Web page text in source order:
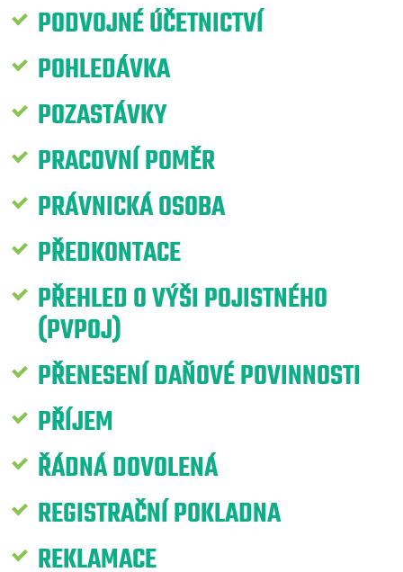
PODVOJNÉ ÚČETNICTVÍ
POHLEDÁVKA
POZASTÁVKY
PRACOVNÍ POMĚR
PRÁVNICKÁ OSOBA
PŘEDKONTACE
PŘEHLED O VÝŠI POJISTNÉHO
(PVPOJ)
PŘENESENÍ DAŇOVÉ POVINNOSTI
PŘÍJEM
ŘÁDNÁ DOVOLENÁ
REGISTRAČNÍ POKLADNA
REKLAMACE